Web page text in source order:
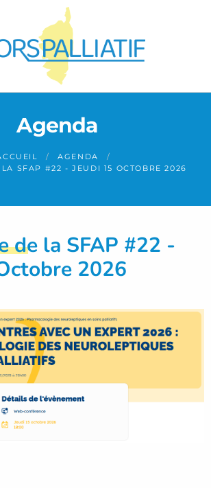
Agenda
AGENDA
SFAP #22 - JEUDI 15 OCTOBRE 2026
de la SFAP #22 -
2026
des cookies